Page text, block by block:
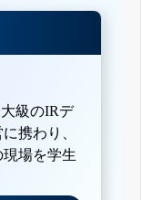
級のIRデ
携わり、
場を学生